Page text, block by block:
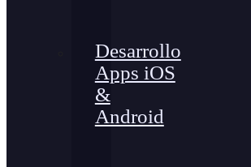
Desarrollo
Apps iOS
&
Android